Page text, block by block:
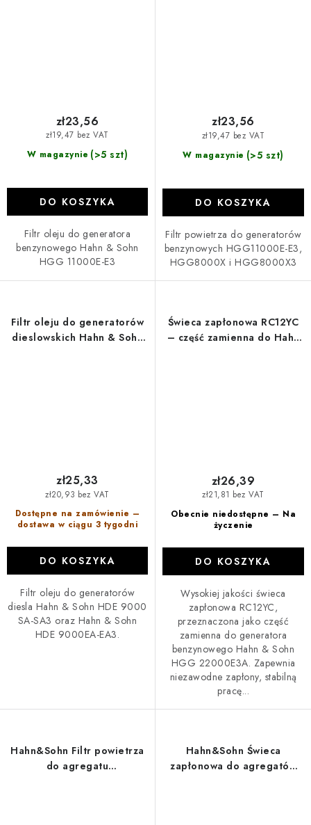
W magazynie (>5 szt)
zł19,47 bez VAT
zł23,56
DO KOSZYKA
Filtr oleju do generatora
benzynowego Hahn & Sohn
HGG 11000E-E3
W magazynie (>5 szt)
zł19,47 bez VAT
zł23,56
DO KOSZYKA
Filtr powietrza do generatorów
benzynowych HGG11000E-E3,
HGG8000X i HGG8000X3
Filtr oleju do generatorów
dieslowskich Hahn & Sohn
Dostępne na zamówienie –
dostawa w ciągu 3 tygodni
zł20,93 bez VAT
zł25,33
DO KOSZYKA
Filtr oleju do generatorów
diesla Hahn & Sohn HDE 9000
SA-SA3 oraz Hahn & Sohn
HDE 9000EA-EA3.
Świeca zapłonowa RC12YC
– część zamienna do Hahn
Obecnie niedostępne – Na
życzenie
zł21,81 bez VAT
zł26,39
DO KOSZYKA
Wysokiej jakości świeca
zapłonowa RC12YC,
przeznaczona jako część
zamienna do generatora
benzynowego Hahn & Sohn
HGG 22000E3A. Zapewnia
niezawodne zapłony, stabilną
pracę...
Hahn&Sohn Filtr powietrza
do agregatu
Hahn&Sohn Świeca
zapłonowa do agregatów